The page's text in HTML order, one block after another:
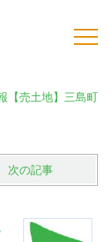
【売土地】三島町
次の記事